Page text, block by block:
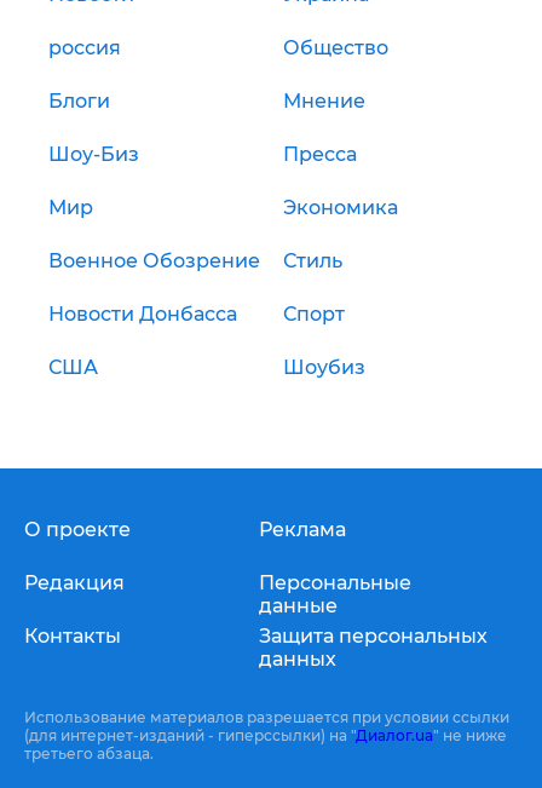
россия Общество
Блоги Мнение
Шоу-Биз Пресса
Мир Экономика
Военное Обозрение Стиль
Новости Донбасса Спорт
США Шоубиз
О проекте
Редакция
Контакты
Реклама
Персональные
данные
Защита персональных
данных
Использование материалов разрешается при условии ссылки
(для интернет-изданий - гиперссылки) на "Диалог.ua" не ниже
третьего абзаца.